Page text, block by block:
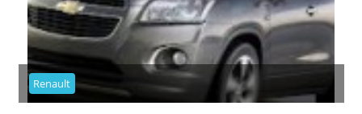
Renault